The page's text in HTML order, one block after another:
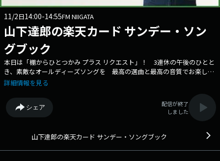
11/2日14:00-14:55FM NIIGATA
山下達郎の楽天カード サンデー・ソン
グブック
本日は「棚からひとつかみ プラス リクエスト」！ 3連休の午後のひとと
き、素敵なオールディーズソングを 最高の選曲と最高の音質でお楽しみ
ください！ 番組Webサイト：https://www.tfm.co.jp/ssb/ メッセー
「#sundaysongbook」
詳細情報を見る
シェア
配信が終了
しました
山下達郎の楽天カード サンデー・ソングブック